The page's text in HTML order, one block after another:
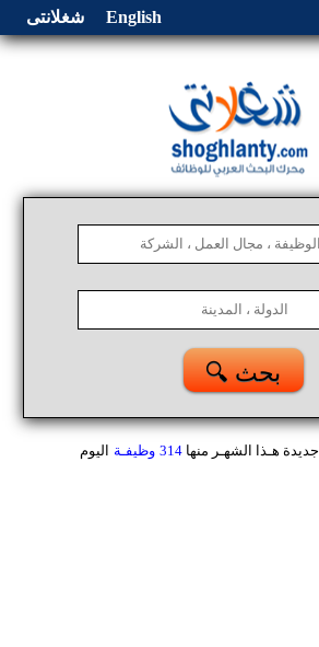
شغلانتى English
🔍 بحث
جديدة هـذا الشهـر منها314 وظيفـة اليوم